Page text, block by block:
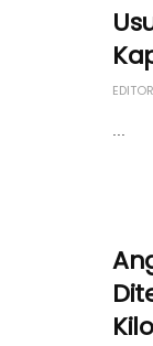
...